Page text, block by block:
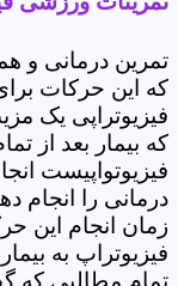
تمرین درمانی و
که این حرکات
فیزیوتراپی یک
که بیمار بعد از
فیزیوتواپیست
درمانی را انجام
زمان انجام این
فیزیوتراپ به
تمام مطالبی که